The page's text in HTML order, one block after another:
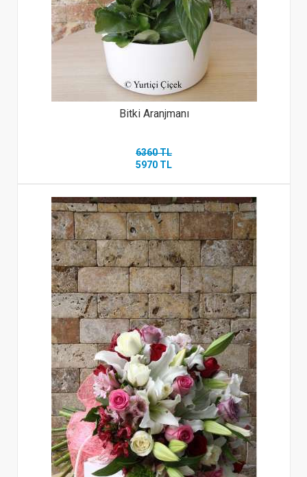
Bitki Aranjmanı
6360 TL
5970 TL